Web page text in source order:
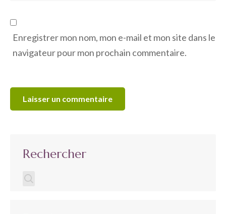
Enregistrer mon nom, mon e-mail et mon site dans le
navigateur pour mon prochain commentaire.
Rechercher